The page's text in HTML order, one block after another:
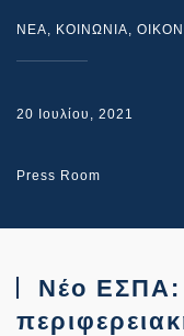
NEA, ΚΟΙΝΩΝΙΑ,
20 Ιουλίου, 2021
Press Room
Νέο